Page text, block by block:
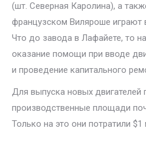
(шт. Северная Каролина), а
французском Виляроше играют
Что до завода в Лафайете, то
оказание помощи при вводе
и проведение капитального
Для выпуска новых двигателей
производственные площади
Только на это они потратили $1